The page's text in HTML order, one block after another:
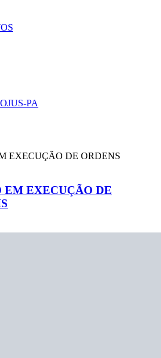
PA
EXECUÇÃO DE